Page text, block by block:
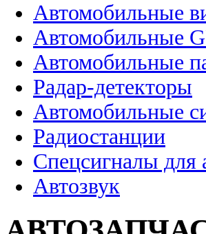
Автомобильные
Автомобильные
Автомобильные
Радар-детекторы
Автомобильные
Радиостанции
Спецсигналы для
Автозвук